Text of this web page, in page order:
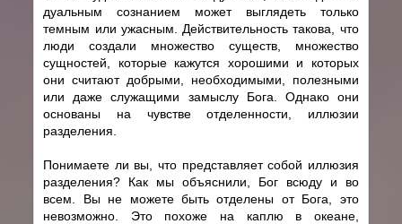
дуальным сознанием может выглядеть только
темным или ужасным. Действительность такова, что
люди создали множество существ, множество
сущностей, которые кажутся хорошими и которых
они считают добрыми, необходимыми, полезными
или даже служащими замыслу Бога. Однако они
основаны на чувстве отделенности, иллюзии
разделения.
Понимаете ли вы, что представляет собой иллюзия
разделения? Как мы объяснили, Бог всюду и во
всем. Вы не можете быть отделены от Бога, это
невозможно. Это похоже на каплю в океане,